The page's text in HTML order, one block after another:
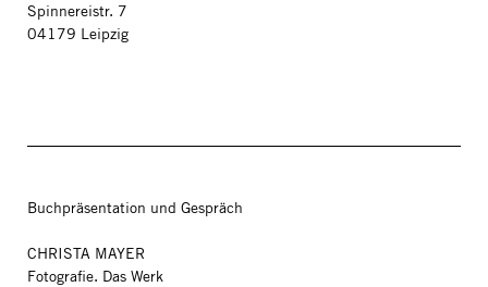
Spinnereistr. 7
04179 Leipzig
Buchpräsentation und Gespräch
CHRISTA MAYER
Fotografie. Das Werk